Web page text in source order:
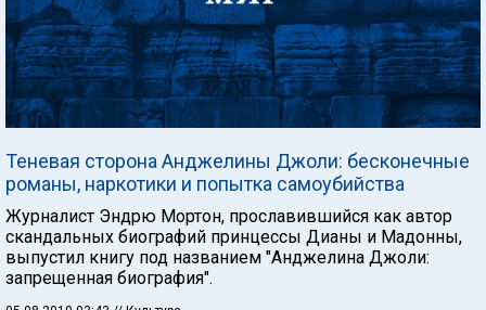
Теневая сторона Анджелины Джоли: бесконечные
романы, наркотики и попытка самоубийства
Журналист Эндрю Мортон, прославившийся как автор
скандальных биографий принцессы Дианы и Мадонны,
выпустил книгу под названием "Анджелина Джоли:
запрещенная биография".